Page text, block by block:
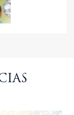
y les damos la